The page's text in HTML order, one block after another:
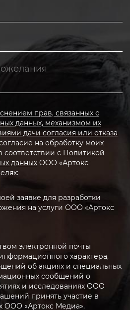
прав, связанных с
данных, механизмом их
дачи согласия или отказа
на обработку моих
соответствии с Политикой
данных ООО «Артокс
заявке для разработки
на услуги ООО «Артокс
электронной почты
характера,
об акциях и специальных
сообщений о
и исследованиях ООО
принять участие в
ООО «Артокс Медиа».